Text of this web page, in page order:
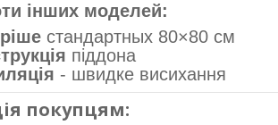
інших моделей:
стандартных 80×80 см
піддона
- швидке висихання
покупцям: